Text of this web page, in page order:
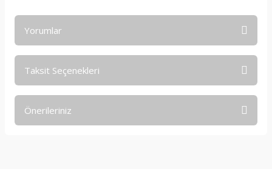
Yorumlar
Taksit Seçenekleri
Önerileriniz